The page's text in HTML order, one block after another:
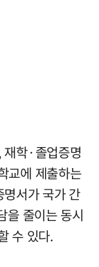
학·졸업증명
교에 제출하는
서가 국가 간
을 줄이는 동시
수 있다.